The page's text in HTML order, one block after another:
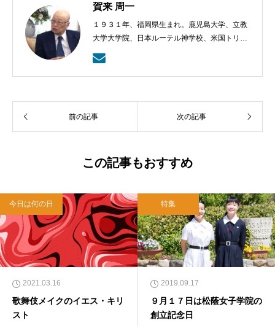
賀来 周一
１９３１年、福岡県生まれ。鹿児島大学、立教
大学大学院、日本ルーテル神学校、米国トリニ
ティー・ルーテル神学校卒業。日本福音ルーテ
ル教会牧師として、京都賀茂川、東京、札幌、
武蔵野教会を牧会。その後、ルーテル学院大学
前の記事
次の記事
この記事もおすすめ
今日は何の日
2021.03.16
歌舞伎メイクのイエス・キリ
スト
特集
2019.09.17
９月１７日は松蔭女子学院の
創立記念日